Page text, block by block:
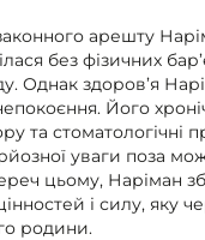
арешту
без фізичних
Однак здоров’я
Його
та стоматологічні
уваги поза
цьому, Наріман
і силу, яку
родини.